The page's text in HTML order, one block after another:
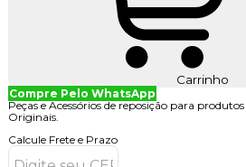
Carrinho
Compre Pelo WhatsApp
Peças e Acessórios de reposição para
Originais.
Calcule Frete e Prazo